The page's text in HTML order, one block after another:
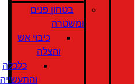
בטחון פנים
ומשטרה
כיבוי אש
והצלה
כלכלה
והתעשייה